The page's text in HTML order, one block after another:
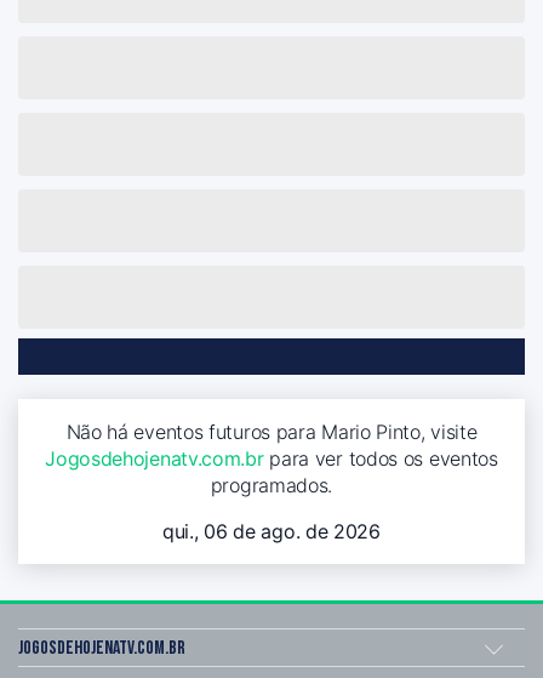
Não há eventos futuros para Mario Pinto, visite
Jogosdehojenatv.com.brpara ver todos os eventos
programados.
qui., 06 de ago. de 2026
Jogosdehojenatv.com.br